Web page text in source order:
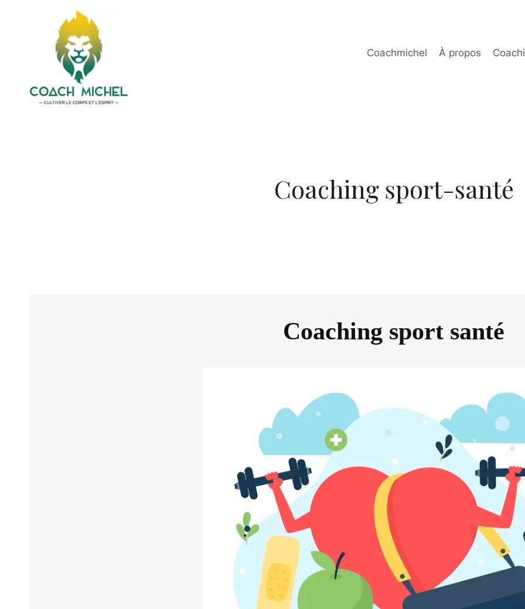
Coachmichel À propos
Coaching sport-santé
Coaching sport santé